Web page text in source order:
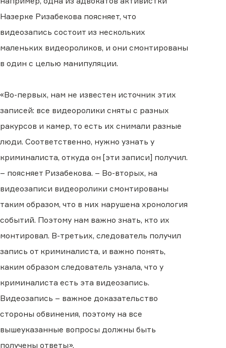
Назерке Ризабекова поясняет, что
видеозапись состоит из нескольких
маленьких видеороликов, и они смонтированы
в один с целью манипуляции.
«Во-первых, нам не известен источник этих
записей: все видеоролики сняты с разных
ракурсов и камер, то есть их снимали разные
люди. Соответственно, нужно узнать у
криминалиста, откуда он [эти записи] получил.
– поясняет Ризабекова. – Во-вторых, на
видеозаписи видеоролики смонтированы
таким образом, что в них нарушена хронология
событий. Поэтому нам важно знать, кто их
монтировал. В-третьих, следователь получил
запись от криминалиста, и важно понять,
каким образом следователь узнала, что у
криминалиста есть эта видеозапись.
Видеозапись – важное доказательство
стороны обвинения, поэтому на все
вышеуказанные вопросы должны быть
получены ответы».